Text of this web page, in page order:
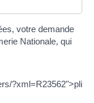
votre demande
Nationale, qui
?xml=R23562">pli